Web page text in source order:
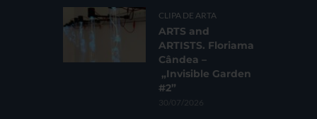
CLIPA DE ARTA
ARTS and
ARTISTS. Floriama
Cândea –
„Invisible Garden
#2”
30/07/2026